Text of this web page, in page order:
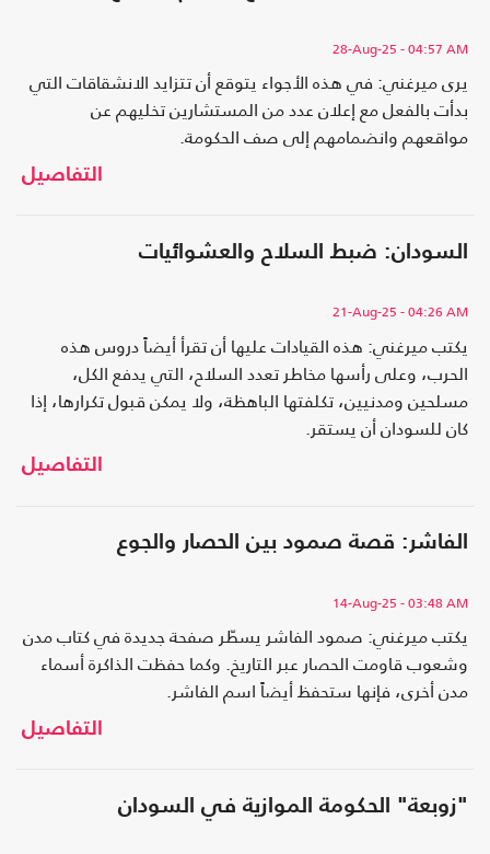
28-Aug-25 - 04:57 AM
يرى ميرغني: في هذه الأجواء يتوقع أن تتزايد الانشقاقات التي
بدأت بالفعل مع إعلان عدد من المستشارين تخليهم عن
مواقعهم وانضمامهم إلى صف الحكومة.
التفاصيل
السودان: ضبط السلاح والعشوائيات
21-Aug-25 - 04:26 AM
يكتب ميرغني: هذه القيادات عليها أن تقرأ أيضاً دروس هذه
الحرب، وعلى رأسها مخاطر تعدد السلاح، التي يدفع الكل،
مسلحين ومدنيين، تكلفتها الباهظة، ولا يمكن قبول تكرارها، إذا
كان للسودان أن يستقر.
التفاصيل
الفاشر: قصة صمود بين الحصار والجوع
14-Aug-25 - 03:48 AM
يكتب ميرغني: صمود الفاشر يسطّر صفحة جديدة في كتاب مدن
وشعوب قاومت الحصار عبر التاريخ. وكما حفظت الذاكرة أسماء
مدن أخرى، فإنها ستحفظ أيضاً اسم الفاشر.
التفاصيل
"زوبعة" الحكومة الموازية في السودان